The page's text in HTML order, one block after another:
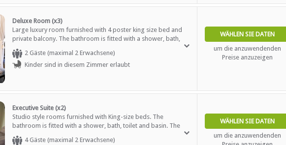
Bühne
Standardkonf. Ausrüstung
Teambuilding-Einrichtungen
Deluxe Room (x3)
Large luxury room furnished with 4 poster king size bed and
private balcony. The bathroom is fitted with a shower, bath,
toilet and basin. The rooms offer comfort and luxury with
breathtaking views overlooking Lake Jozini. All rooms at the
lodge are fully air conditioned. Other in-room amenities
2 Gäste (maximal 2 Erwachsene)
Kinder sind in diesem Zimmer erlaubt
WÄHLEN SIE DATEN
um die anzuwendenden
Preise anzuzeigen
Executive Suite (x2)
Studio style rooms furnished with King-size beds. The
bathroom is fitted with a shower, bath, toilet and basin. The
rooms offer comfort and luxury with breathtaking views
overlooking Lake Jozini. All rooms at the lodge are fully air
4 Gäste (maximal 2 Erwachsene)
WÄHLEN SIE DATEN
um die anzuwendenden